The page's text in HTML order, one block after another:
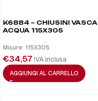
K6884 – CHIUSINI VASCA
ACQUA 115X305
Misure: 115X305
€34,57 IVA inclusa
AGGIUNGI AL CARRELLO